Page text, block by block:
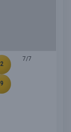
2
9
7/7